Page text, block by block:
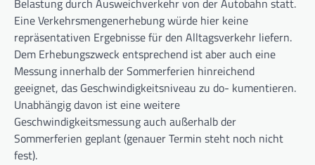
Belastung durch Ausweichverkehr von der Autobahn statt.
Eine Verkehrsmengenerhebung würde hier keine
repräsentativen Ergebnisse für den Alltagsverkehr liefern.
Dem Erhebungszweck entsprechend ist aber auch eine
Messung innerhalb der Sommerferien hinreichend
geeignet, das Geschwindigkeitsniveau zu do- kumentieren.
Unabhängig davon ist eine weitere
Geschwindigkeitsmessung auch außerhalb der
Sommerferien geplant (genauer Termin steht noch nicht
fest).